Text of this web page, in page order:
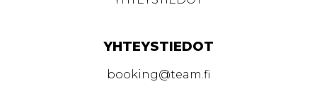
YHTEYSTIEDOT
booking@team.fi